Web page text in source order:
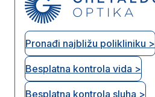
Pronađi najbližu polikliniku >
Besplatna kontrola vida >
Besplatna kontrola sluha >